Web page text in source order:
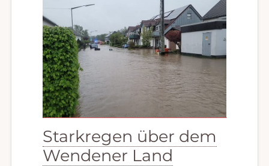
Starkregen über dem
Wendener Land